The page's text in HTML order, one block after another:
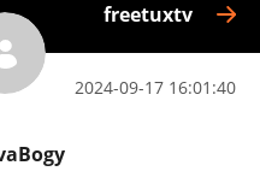
freetuxtv
2024-09-17 16:01:40